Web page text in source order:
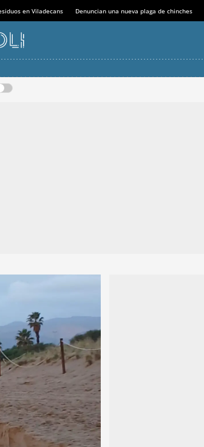
en Viladecans Denuncian una nueva plaga de chinches